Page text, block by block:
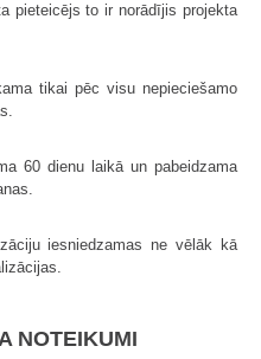
pieteicējs to ir norādījis projekta
tikai pēc visu nepieciešamo
60 dienu laikā un pabeidzama
iesniedzamas ne vēlāk kā
NOTEIKUMI